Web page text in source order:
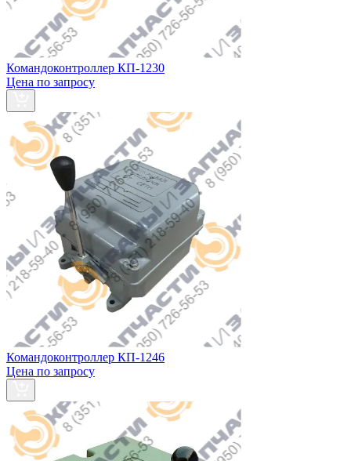
Командоконтроллер КП-1230
Цена по запросу
Командоконтроллер КП-1246
Цена по запросу